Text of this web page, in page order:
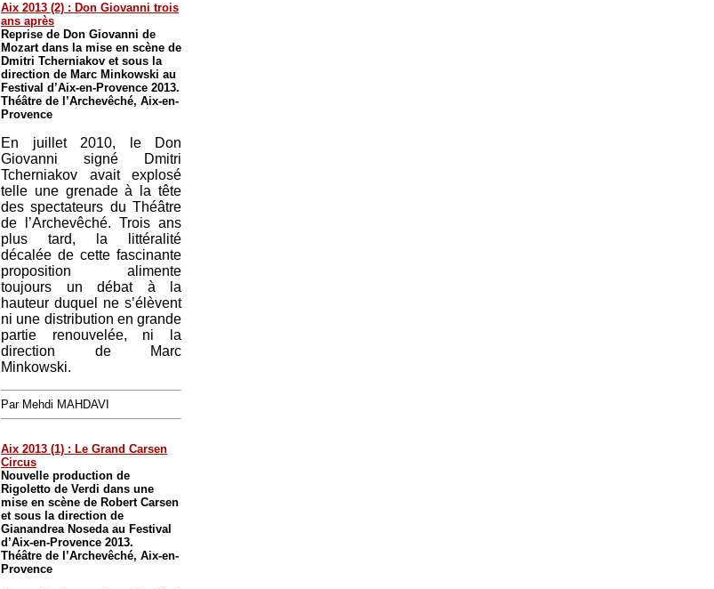
Aix 2013 (2) : Don Giovanni trois
ans après
Reprise de Don Giovanni de
Mozart dans la mise en scène de
Dmitri Tcherniakov et sous la
direction de Marc Minkowski au
Festival d’Aix-en-Provence 2013.
Théâtre de l’Archevêché, Aix-en-
Provence
En juillet 2010, le Don
Giovanni signé Dmitri
Tcherniakov avait explosé
telle une grenade à la tête
des spectateurs du Théâtre
de l’Archevêché. Trois ans
plus tard, la littéralité
décalée de cette fascinante
proposition alimente
toujours un débat à la
hauteur duquel ne s’élèvent
ni une distribution en grande
partie renouvelée, ni la
direction de Marc
Minkowski.
Par Mehdi MAHDAVI
Aix 2013 (1) : Le Grand Carsen
Circus
Nouvelle production de
Rigoletto de Verdi dans une
mise en scène de Robert Carsen
et sous la direction de
Gianandrea Noseda au Festival
d’Aix-en-Provence 2013.
Théâtre de l’Archevêché, Aix-en-
Provence